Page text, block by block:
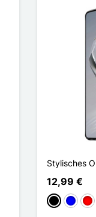
Stylisches
12,99 €
Schwarz
Blau